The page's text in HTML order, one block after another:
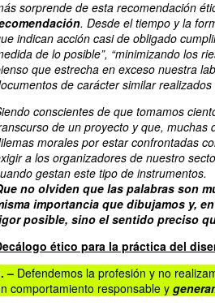
sorprende de esta recomendación
. Desde el tiempo y la
indican acción casi de obligado
de lo posible”, “minimizando los
que estrecha en exceso nuestra
de carácter similar
conscientes de que tomamos
de un proyecto y que,
morales por estar confrontadas
a los organizadores de nuestro
gestan este tipo de instrumentos.
no olviden que las palabras son
importancia que dibujamos y,
posible, sino el sentido preciso
ético para la práctica del
– Defendemos la profesión y no
comportamiento responsable y